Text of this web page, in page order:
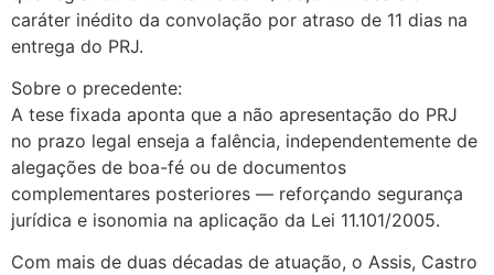
caráter inédito da convolação por atraso de 11 dias na
entrega do PRJ.
Sobre o precedente:
A tese fixada aponta que a não apresentação do PRJ
no prazo legal enseja a falência, independentemente de
alegações de boa-fé ou de documentos
complementares posteriores — reforçando segurança
jurídica e isonomia na aplicação da Lei 11.101/2005.
Com mais de duas décadas de atuação, o Assis, Castro